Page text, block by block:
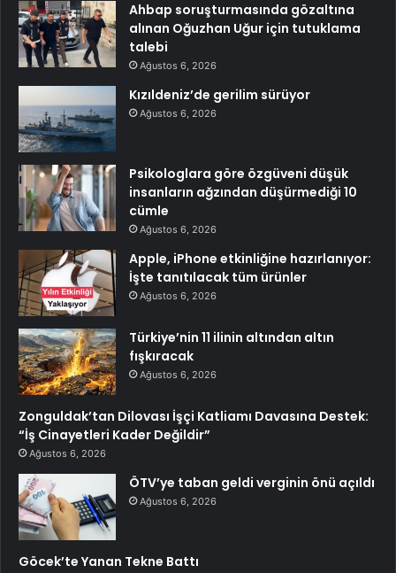
Ahbap soruşturmasında gözaltına
alınan Oğuzhan Uğur için tutuklama
talebi
Ağustos 6, 2026
Kızıldeniz’de gerilim sürüyor
Ağustos 6, 2026
Psikologlara göre özgüveni düşük
insanların ağzından düşürmediği 10
cümle
Ağustos 6, 2026
Apple, iPhone etkinliğine hazırlanıyor:
İşte tanıtılacak tüm ürünler
Ağustos 6, 2026
Türkiye’nin 11 ilinin altından altın
fışkıracak
Ağustos 6, 2026
Zonguldak’tan Dilovası İşçi Katliamı Davasına Destek:
“İş Cinayetleri Kader Değildir”
Ağustos 6, 2026
ÖTV’ye taban geldi verginin önü açıldı
Ağustos 6, 2026
Göcek’te Yanan Tekne Battı